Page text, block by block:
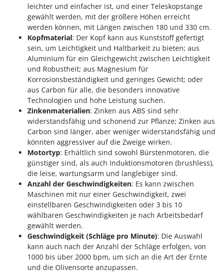
leichter und einfacher ist, und einer Teleskopstange
gewählt werden, mit der größere Höhen erreicht
werden können, mit Längen zwischen 180 und 330 cm.
Kopfmaterial: Der Kopf kann aus Kunststoff gefertigt
sein, um Leichtigkeit und Haltbarkeit zu bieten; aus
Aluminium für ein Gleichgewicht zwischen Leichtigkeit
und Robustheit; aus Magnesium für
Korrosionsbeständigkeit und geringes Gewicht; oder
aus Carbon für alle, die besonders innovative
Technologien und hohe Leistung suchen.
Zinkenmaterialien: Zinken aus ABS sind sehr
widerstandsfähig und schonend zur Pflanze; Zinken aus
Carbon sind länger, aber weniger widerstandsfähig und
könnten aggressiver auf die Zweige wirken.
Motortyp: Erhältlich sind sowohl Bürstenmotoren, die
günstiger sind, als auch Induktionsmotoren (brushless),
die leise, wartungsarm und langlebiger sind.
Anzahl der Geschwindigkeiten: Es kann zwischen
Maschinen mit nur einer Geschwindigkeit, zwei
einstellbaren Geschwindigkeiten oder 3 bis 10
wählbaren Geschwindigkeiten je nach Arbeitsbedarf
gewählt werden.
Geschwindigkeit (Schläge pro Minute): Die Auswahl
kann auch nach der Anzahl der Schläge erfolgen, von
1000 bis über 2000 bpm, um sich an die Art der Ernte
und die Olivensorte anzupassen.